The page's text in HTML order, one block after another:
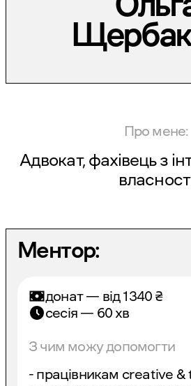
Про мене:
Адвокат, фахівець з
Ментор:
донат — від 1340 ₴
сесія — 60 хв
З чим можу допомогти
- працівникам creative &